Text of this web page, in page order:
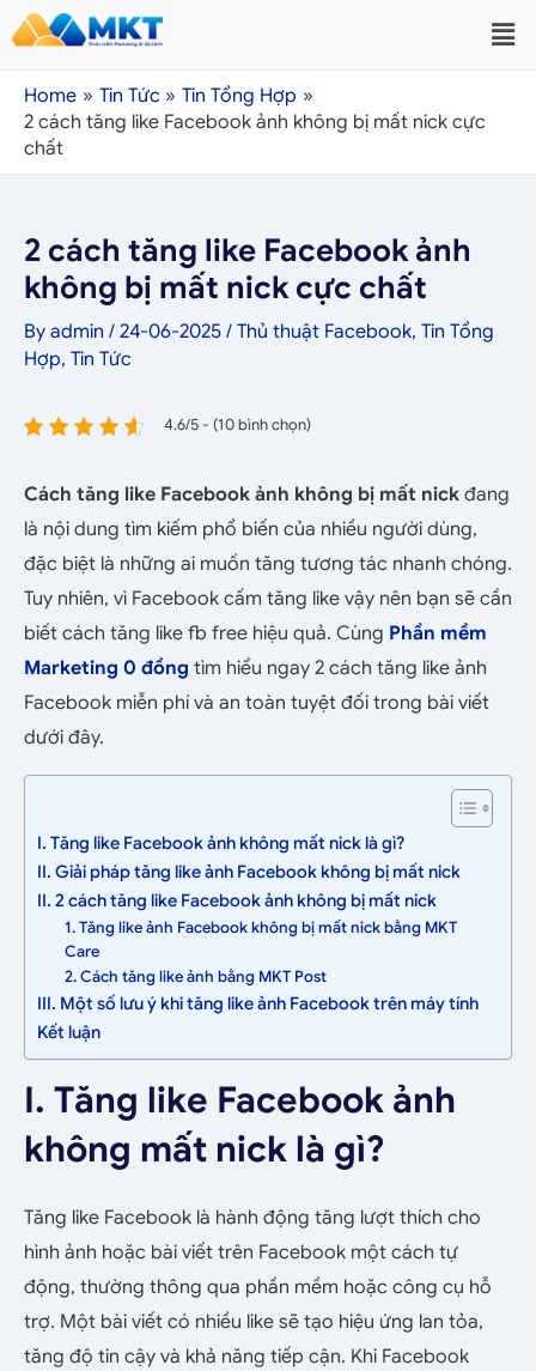
Home Tin Tức
Tin Tổng Hợp
2 cách tăng like Facebook ảnh không bị mất nick cực
chất
2 cách tăng like Facebook ảnh
không bị mất nick cực chất
By admin / 24-06-2025 / Thủ thuật Facebook, Tin Tổng
Hợp, Tin Tức
4.6/5 - (10 bình chọn)
Cách tăng like Facebook ảnh không bị mất nick đang
là nội dung tìm kiếm phổ biến của nhiều người dùng,
đặc biệt là những ai muốn tăng tương tác nhanh chóng.
Tuy nhiên, vì Facebook cấm tăng like vậy nên bạn sẽ cần
biết cách tăng like fb free hiệu quả. Cùng Phần mềm
Marketing 0 đồng tìm hiểu ngay 2 cách tăng like ảnh
Facebook miễn phí và an toàn tuyệt đối trong bài viết
dưới đây.
I. Tăng like Facebook ảnh không mất nick là gì?
II. Giải pháp tăng like ảnh Facebook không bị mất nick
II. 2 cách tăng like Facebook ảnh không bị mất nick
1. Tăng like ảnh Facebook không bị mất nick bằng MKT
Care
2. Cách tăng like ảnh bằng MKT Post
III. Một số lưu ý khi tăng like ảnh Facebook trên máy tính
Kết luận
I. Tăng like Facebook ảnh
không mất nick là gì?
Tăng like Facebook là hành động tăng lượt thích cho
hình ảnh hoặc bài viết trên Facebook một cách tự
động, thường thông qua phần mềm hoặc công cụ hỗ
trợ. Một bài viết có nhiều like sẽ tạo hiệu ứng lan tỏa,
tăng độ tin cậy và khả năng tiếp cận. Khi Facebook